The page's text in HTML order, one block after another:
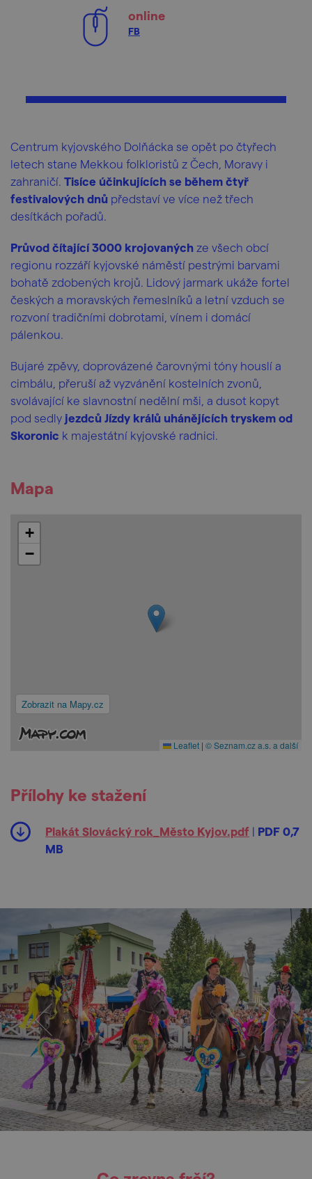
online
FB
Centrum kyjovského Dolňácka se opět po čtyřech
letech stane Mekkou folkloristů z Čech, Moravy i
zahraničí. Tisíce účinkujících se během čtyř
festivalových dnů představí ve více než třech
desítkách pořadů.
Průvod čítající 3000 krojovaných ze všech obcí
regionu rozzáří kyjovské náměstí pestrými barvami
bohatě zdobených krojů. Lidový jarmark ukáže fortel
českých a moravských řemeslníků a letní vzduch se
rozvoní tradičními dobrotami, vínem i domácí
pálenkou.
Bujaré zpěvy, doprovázené čarovnými tóny houslí a
cimbálu, přeruší až vyzvánění kostelních zvonů,
svolávající ke slavnostní nedělní mši, a dusot kopyt
pod sedly jezdců Jízdy králů uhánějících tryskem od
Skoronic k majestátní kyjovské radnici.
Mapa
Zobrazit na Mapy.cz
+
−
Leaflet | © Seznam.cz a.s. a další
Přílohy ke stažení
Plakát Slovácký rok_Město Kyjov.pdf | PDF 0,7
MB